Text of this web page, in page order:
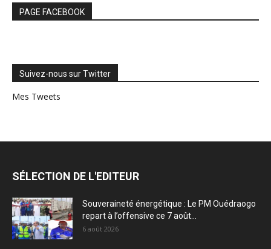
PAGE FACEBOOK
Suivez-nous sur Twitter
Mes Tweets
SÉLECTION DE L'EDITEUR
Souveraineté énergétique : Le PM Ouédraogo
repart à l’offensive ce 7 août...
6 août 2026